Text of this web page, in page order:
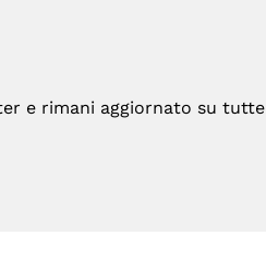
e rimani aggiornato su